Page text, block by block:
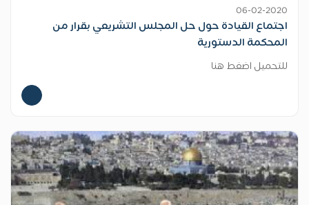
06-02-2020
اجتماع القيادة حول حل المجلس التشريعي بقرار من
المحكمة الدستورية
للتحميل اضغط هنا